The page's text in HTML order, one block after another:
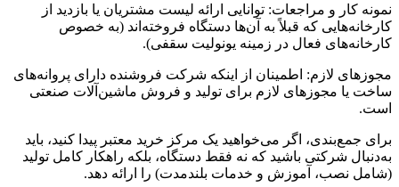
نمونه کار و مراجعات: توانایی ارائه لیست مشتریان یا بازدید از
کارخانه‌هایی که قبلاً به آن‌ها دستگاه فروخته‌اند (به خصوص
کارخانه‌های فعال در زمینه یونولیت سقفی).
مجوزهای لازم: اطمینان از اینکه شرکت فروشنده دارای پروانه‌های
ساخت یا مجوزهای لازم برای تولید و فروش ماشین‌آلات صنعتی
است.
برای جمع‌بندی، اگر می‌خواهید یک مرکز خرید معتبر پیدا کنید، باید
به‌دنبال شرکتی باشید که نه فقط دستگاه، بلکه راهکار کامل تولید
(شامل نصب، آموزش و خدمات بلندمدت) را ارائه دهد.